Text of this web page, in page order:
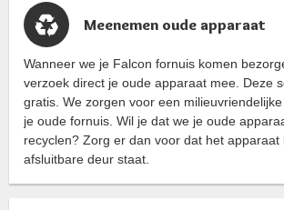
Meenemen oude apparaat
Wanneer we je Falcon fornuis komen
verzoek direct je oude apparaat mee. Deze
gratis. We zorgen voor een
je oude fornuis. Wil je dat we je oude
recyclen? Zorg er dan voor dat het apparaat
afsluitbare deur staat.